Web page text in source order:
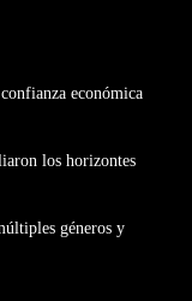
económica
los horizontes
géneros y